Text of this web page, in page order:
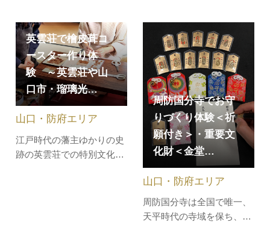
トルに位置し、周囲は3.4キ
ロメートルほどの小島で
す。かつては全島がツツジ
に覆われ、開花の頃には海
まで赤く染まって見えたこ
とから「茜島」の別名もあ
を楽しみ…
たもの。1336年（延元元
年）、後醍醐天皇に味方し
て周防国府の役人達が挙兵
し、足利尊氏側の軍勢と戦
った地です。毎年８月２日
には、慰霊祭が行われま
す。
英雲荘で檜皮葺コ
ースター作り体
験 ～英雲荘や山
口市・瑠璃光…
江戸時代の藩主ゆかりの史
跡の英雲荘での特別文化体
山口・防府エリア
周防国分寺でお守
りづくり体験＜祈
願付き＞・重要文
化財＜金堂…
周防国分寺は全国で唯一、
天平時代の寺域を保ち、国
山口・防府エリア